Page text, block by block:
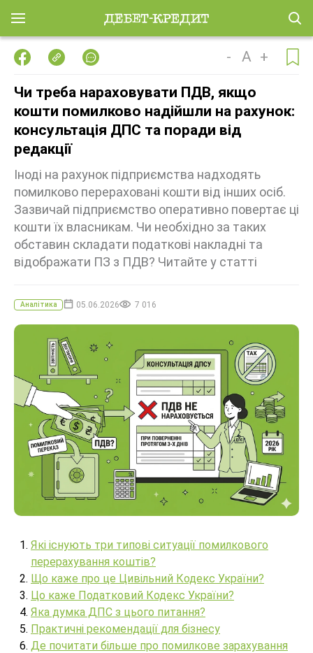
- A +
Чи треба нараховувати ПДВ, якщо
кошти помилково надійшли на рахунок:
консультація ДПС та поради від
редакції
Іноді на рахунок підприємства надходять
помилково перераховані кошти від інших осіб.
Зазвичай підприємство оперативно повертає ці
кошти їх власникам. Чи необхідно за таких
обставин складати податкові накладні та
відображати ПЗ з ПДВ? Читайте у статті
Аналітика 05.06.2026 7 016
Які існують три типові ситуації помилкового
перерахування коштів?
Що каже про це Цивільний Кодекс України?
Цо каже Податковий Кодекс України?
Яка думка ДПС з цього питання?
Практичні рекомендації для бізнесу
Де почитати більше про помилкове зарахування